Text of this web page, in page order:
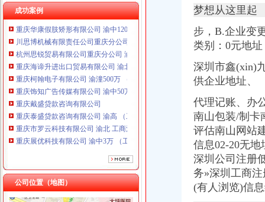
成功案例
重庆市冰岛科技发展有限公司 渝沙50万 （进出口权）
重庆华康假肢矫形有限公司 渝中120万 （增资）
川思博机械有限责任公司重庆分公司 渝江 （工商注册）
杭州思锐贸易有限公司重庆分公司 渝中 （工商注册）
重庆海谛升进出口贸易有限公司 渝北100万 （进出口权）
重庆柯翰电子有限公司 渝潼500万 （进出口权）
重庆饰知广告传媒有限公司 渝中50万 （工商注册）
重庆戴盛贷款咨询有限公司
重庆泰盛贷款咨询有限公司 渝高 （工商注册）
重庆市罗云科技有限公司 渝北 工商注册
重庆展优科技有限公司 渝中3万 （工商注册）
重庆市冰岛科技发展有限公司 渝沙50万 （进出口权）
重庆华康假肢矫形有限公司 渝中120万 （增资）
川思博机械有限责任公司重庆分公司 渝江 （工商注册）
杭州思锐贸易有限公司重庆分公司 渝中 （工商注册）
公司位置（地图）
梦想从这里起
步，B.企业变
类别：0元地
深圳市鑫(xin)
供企业地址、
代理记账、办
南山包装/制卡
评估南山网站
信息02-20无地
深圳公司注册
务»深圳工商
(有人浏览)信